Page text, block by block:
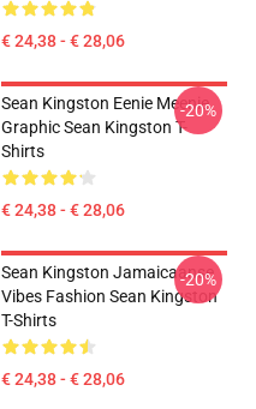
€ 24,38 - € 28,06
Sean Kingston Eenie Meenie
Graphic Sean Kingston T-
Shirts
€ 24,38 - € 28,06
-20%
Sean Kingston Jamaicaanse
Vibes Fashion Sean Kingston
T-Shirts
€ 24,38 - € 28,06
-20%